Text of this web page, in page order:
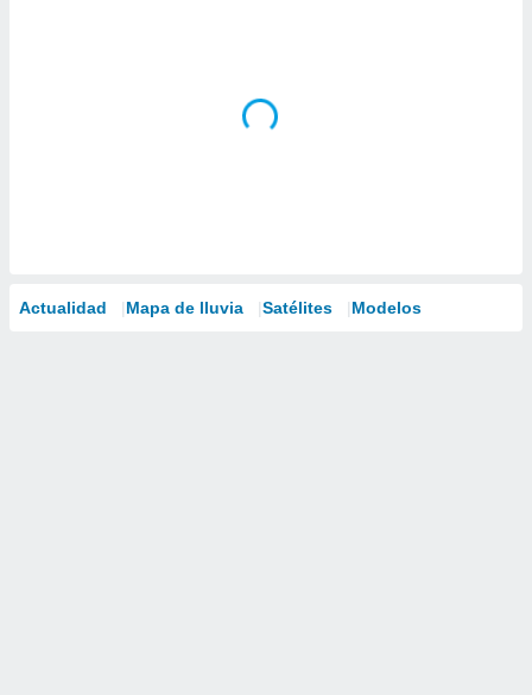
Actualidad Mapa de lluvia Satélites Modelos